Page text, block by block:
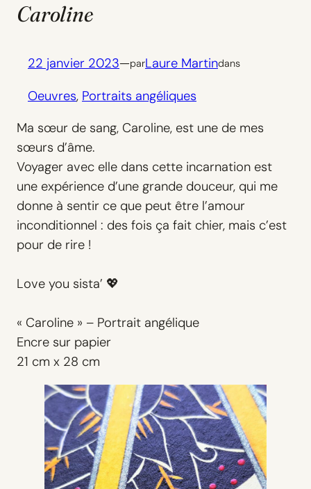
Caroline
22 janvier 2023—parLaure Martindans
Oeuvres, Portraits angéliques
Ma sœur de sang, Caroline, est une de mes
sœurs d’âme.
Voyager avec elle dans cette incarnation est
une expérience d’une grande douceur, qui me
donne à sentir ce que peut être l’amour
inconditionnel : des fois ça fait chier, mais c’est
pour de rire !
Love you sista’ 💖
« Caroline » – Portrait angélique
Encre sur papier
21 cm x 28 cm